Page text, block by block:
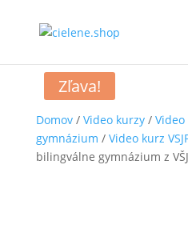
Domov/ Video kurzy/
gymnázium / Video kurz
bilingválne gymnázium z
Zľava!